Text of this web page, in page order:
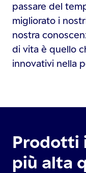
passare del
migliorato i
nostra
di vita è quello
innovativi nella
Prodotti
più alta